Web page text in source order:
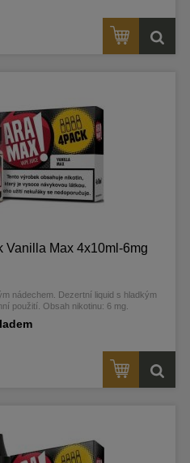
Vanilla Max 4x10ml-6mg
nádechem. Dezertní liquid s hladkým
použití. Obsah nikotinu: 6 mg.